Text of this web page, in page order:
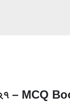
– MCQ